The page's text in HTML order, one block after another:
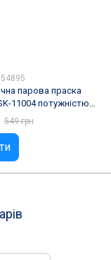
54895
парова праска
11004 потужністю
549 грн